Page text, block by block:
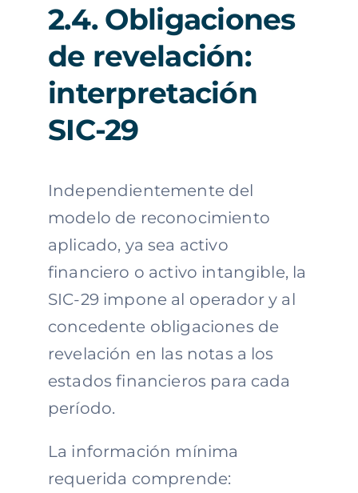
2.4. Obligaciones
de revelación:
interpretación
SIC-29
Independientemente del
modelo de reconocimiento
aplicado, ya sea activo
financiero o activo intangible, la
SIC-29 impone al operador y al
concedente obligaciones de
revelación en las notas a los
estados financieros para cada
período.
La información mínima
requerida comprende: